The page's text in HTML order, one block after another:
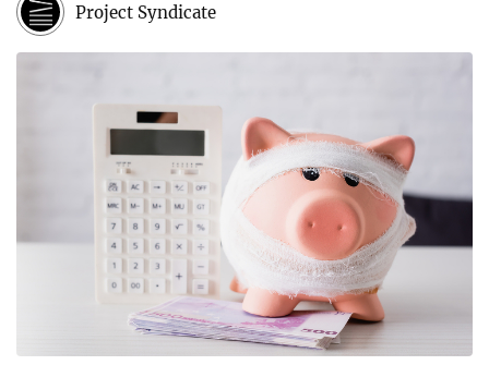
Project Syndicate